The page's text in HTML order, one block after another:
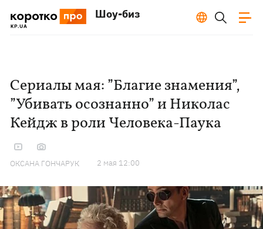
Шоу-биз
Сериалы мая: ”Благие знамения”,
”Убивать осознанно” и Николас
Кейдж в роли Человека-Паука
ОКСАНА ГОНЧАРУК 2 мая 12:00